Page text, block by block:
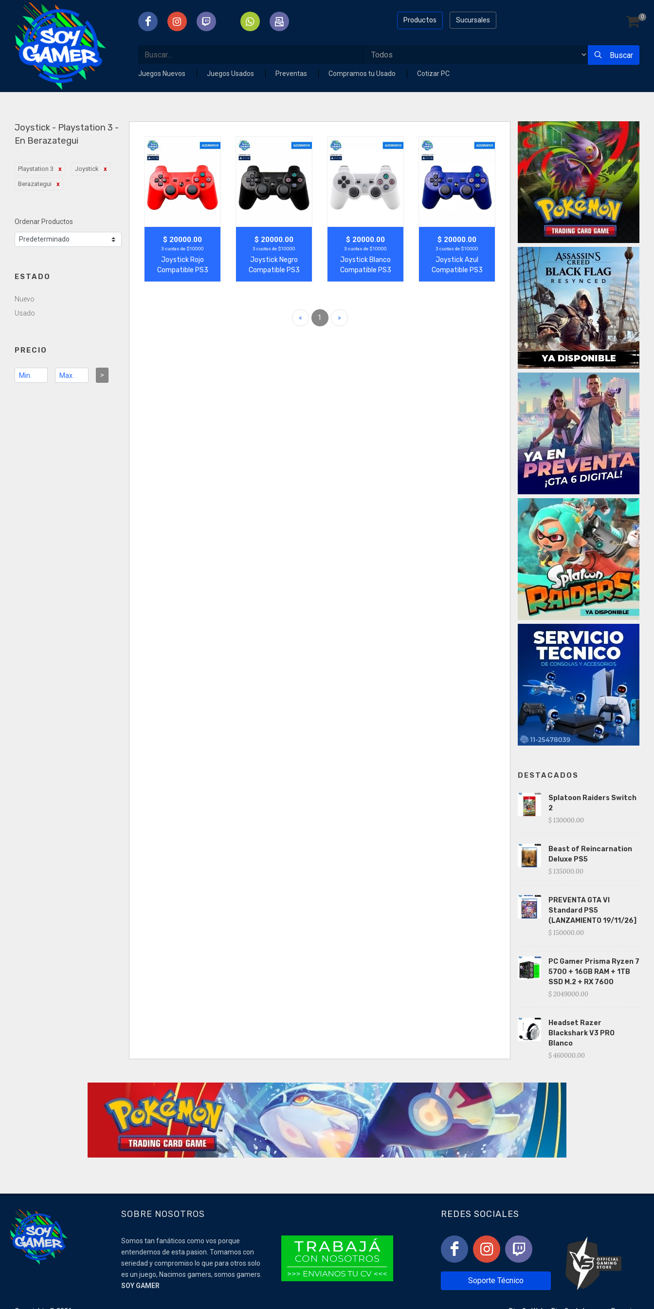
Sucursales
Productos 0
Buscar
Juegos Nuevos Juegos Usados Preventas Compramos tu Usado Cotizar PC
Joystick - Playstation 3 -
En Berazategui
Playstation 3 Joystick
Berazategui
Ordenar Productos
ESTADO
Nuevo
Usado
PRECIO
>
Agregar Ver Más
$ 20000.00
3 cuotas de $10000
Joystick Rojo
Compatible PS3
Agregar Ver Más
$ 20000.00
3 cuotas de $10000
Joystick Negro
Compatible PS3
Agregar Ver Más
$ 20000.00
3 cuotas de $10000
Joystick Blanco
Compatible PS3
Agregar Ver Más
$ 20000.00
3 cuotas de $10000
Joystick Azul
Compatible PS3
« 1 »
DESTACADOS
Splatoon Raiders Switch
2
$ 130000.00
Beast of Reincarnation
Deluxe PS5
$ 135000.00
PREVENTA GTA VI
Standard PS5
(LANZAMIENTO 19/11/26]
$ 150000.00
PC Gamer Prisma Ryzen 7
5700 + 16GB RAM + 1TB
SSD M.2 + RX 7600
$ 2049000.00
Headset Razer
Blackshark V3 PRO
Blanco
$ 460000.00
SOBRE NOSOTROS
Somos tan fanáticos como vos porque
entendemos de esta pasion. Tomamos con
seriedad y compromiso lo que para otros solo
es un juego, Nacimos gamers, somos gamers.
SOY GAMER
REDES SOCIALES
Soporte Técnico